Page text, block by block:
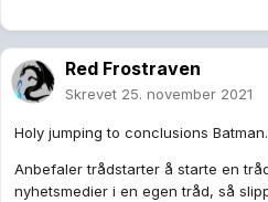
Red Frostraven
Skrevet 25. november 2021
Holy jumping to conclusions Batman.
Anbefaler trådstarter å starte en
nyhetsmedier i en egen tråd, så